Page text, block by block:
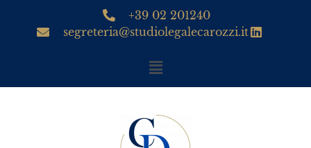
+39 02 201240
segreteria@studiolegalecarozzi.it